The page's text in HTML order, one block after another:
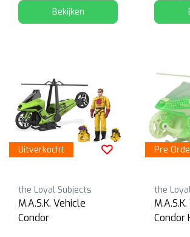
Bekijken
Uitverkocht
the Loyal Subjects
M.A.S.K. Vehicle
Condor
Pre
the
Condor